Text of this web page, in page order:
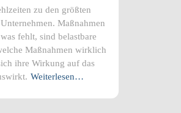
zu den größten
Maßnahmen
fehlt, sind belastbare
Maßnahmen wirklich
ihre Wirkung auf das
Weiterlesen…